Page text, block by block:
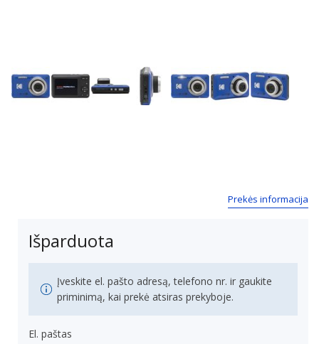
Prekės informacija
Išparduota
Įveskite el. pašto adresą, telefono nr. ir gaukite
priminimą, kai prekė atsiras prekyboje.
El. paštas